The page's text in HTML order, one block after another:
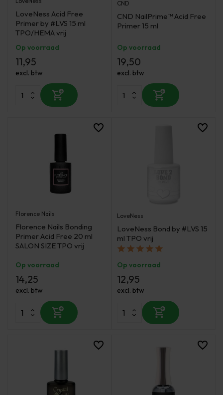
LoveNess Acid Free
Primer by #LVS 15 ml
TPO/HEMA vrij
Op voorraad
11,95
excl. btw
CND
CND NailPrime™ Acid Free
Primer 15 ml
Op voorraad
19,50
excl. btw
Florence Nails
Florence Nails Bonding
Primer Acid Free 20 ml
SALON SIZE TPO vrij
Op voorraad
14,25
excl. btw
LoveNess
LoveNess Bond by #LVS 15
ml TPO vrij
Op voorraad
12,95
excl. btw